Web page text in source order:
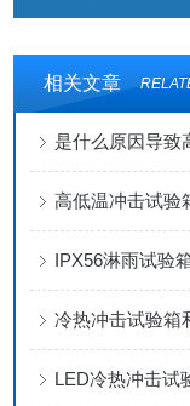
相关文章
是什么原因导致
高低温冲击试验
IPX56淋雨试验
冷热冲击试验箱
LED冷热冲击试